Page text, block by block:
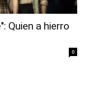
Quien a hierro
0